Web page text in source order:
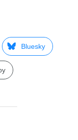
Bluesky